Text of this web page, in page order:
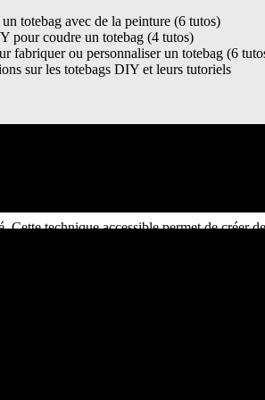
totebag avec de la peinture (6 tutos)
pour coudre un totebag (4 tutos)
fabriquer ou personnaliser un totebag (6
sur les totebags DIY et leurs tutoriels
technique accessible permet de créer
alphabet et de la peinture textile